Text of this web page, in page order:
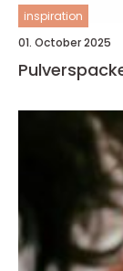
inspiration
01. October 2025